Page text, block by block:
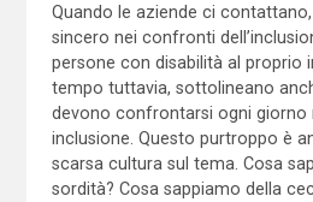
Quando le aziende ci
sincero nei confronti
persone con disabilità al proprio
tempo tuttavia, sottolineano
devono confrontarsi ogni giorno
inclusione. Questo purtroppo è
scarsa cultura sul tema. Cosa
sordità? Cosa sappiamo della